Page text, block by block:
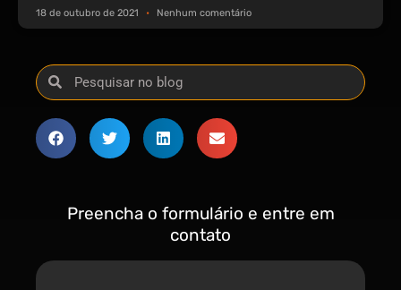
18 de outubro de 2021 Nenhum comentário
Preencha o formulário e entre em
contato